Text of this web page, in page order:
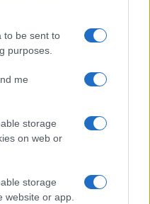
to be sent to
purposes.
me
storage
on web or
storage
website or app.